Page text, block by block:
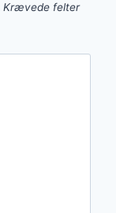
Krævede felter